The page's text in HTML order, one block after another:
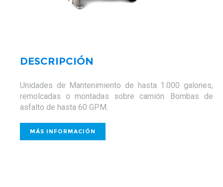
DESCRIPCIÓN
Unidades de Mantenimiento de hasta 1.000 galones,
remolcadas o montadas sobre camión. Bombas de
asfalto de hasta 60 GPM.
MÁS INFORMACIÓN
MÁS INFORMACIÓN